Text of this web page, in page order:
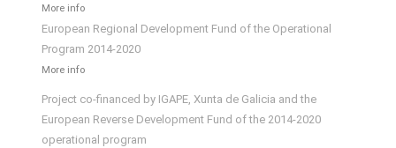
More info
European Regional Development Fund of the Operational
Program 2014-2020
More info
Project co-financed by IGAPE, Xunta de Galicia and the
European Reverse Development Fund of the 2014-2020
operational program